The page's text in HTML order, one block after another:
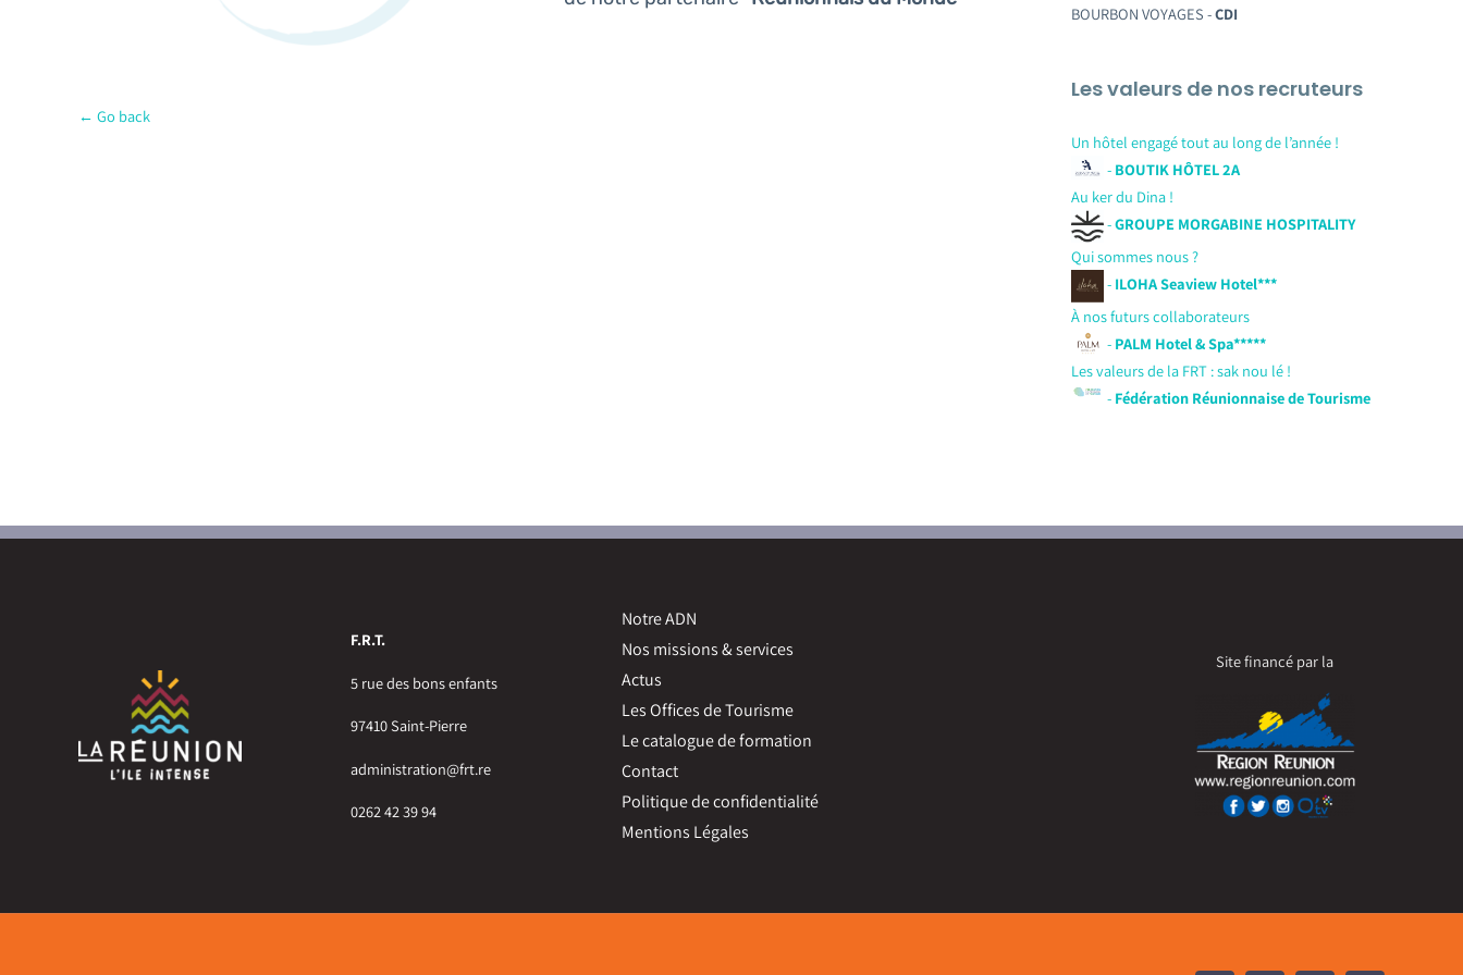
← Go back
BOURBON VOYAGES -CDI
Les valeurs de nos recruteurs
Un hôtel engagé tout au long de l’année !
- BOUTIK HÔTEL 2A
Au ker du Dina !
-GROUPE MORGABINE HOSPITALITY
Qui sommes nous ?
- ILOHA Seaview Hotel***
À nos futurs collaborateurs
- PALM Hotel & Spa*****
Les valeurs de la FRT : sak nou lé !
- Fédération Réunionnaise de Tourisme
F.R.T.
5 rue des bons enfants
97410 Saint-Pierre
administration@frt.re
0262 42 39 94
Notre ADN
Nos missions & services
Actus
Les Offices de Tourisme
Le catalogue de formation
Contact
Politique de confidentialité
Mentions Légales
Site financé par la